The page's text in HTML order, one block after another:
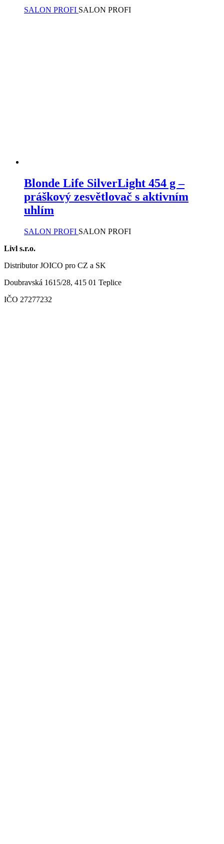
SALON PROFI SALON PROFI
Blonde Life SilverLight 454 g –
práškový zesvětlovač s aktivním
uhlím
SALON PROFI SALON PROFI
Livl s.r.o.
Distributor JOICO pro CZ a SK
Doubravská 1615/28, 415 01 Teplice
IČO 27277232